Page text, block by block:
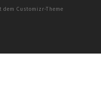
dem Customizr-Theme